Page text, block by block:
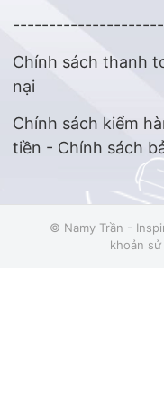
Chính sách thanh
nại
Chính sách kiểm
tiền - Chính sách
© Namy Trần -
khoản